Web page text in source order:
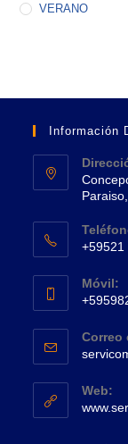
VERANO
Información
abre
una
nueva
+59521
abre
en
tu
Móvil:
abre
en
tu
Correo
Web: